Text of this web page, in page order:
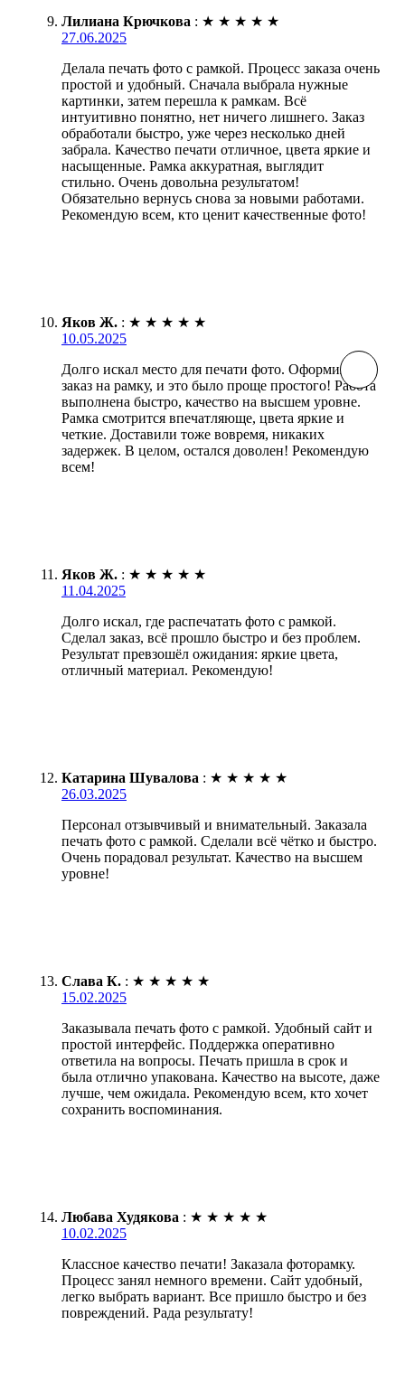
Лилиана Крючкова : ★ ★ ★ ★ ★
27.06.2025
Делала печать фото с рамкой. Процесс заказа очень
простой и удобный. Сначала выбрала нужные
картинки, затем перешла к рамкам. Всё
интуитивно понятно, нет ничего лишнего. Заказ
обработали быстро, уже через несколько дней
забрала. Качество печати отличное, цвета яркие и
насыщенные. Рамка аккуратная, выглядит
стильно. Очень довольна результатом!
Обязательно вернусь снова за новыми работами.
Рекомендую всем, кто ценит качественные фото!
Яков Ж. : ★ ★ ★ ★ ★
10.05.2025
Долго искал место для печати фото. Оформил
заказ на рамку, и это было проще простого! Работа
выполнена быстро, качество на высшем уровне.
Рамка смотрится впечатляюще, цвета яркие и
четкие. Доставили тоже вовремя, никаких
задержек. В целом, остался доволен! Рекомендую
всем!
Яков Ж. : ★ ★ ★ ★ ★
11.04.2025
Долго искал, где распечатать фото с рамкой.
Сделал заказ, всё прошло быстро и без проблем.
Результат превзошёл ожидания: яркие цвета,
отличный материал. Рекомендую!
Катарина Шувалова : ★ ★ ★ ★ ★
26.03.2025
Персонал отзывчивый и внимательный. Заказала
печать фото с рамкой. Сделали всё чётко и быстро.
Очень порадовал результат. Качество на высшем
уровне!
Слава К. : ★ ★ ★ ★ ★
15.02.2025
Заказывала печать фото с рамкой. Удобный сайт и
простой интерфейс. Поддержка оперативно
ответила на вопросы. Печать пришла в срок и
была отлично упакована. Качество на высоте, даже
лучше, чем ожидала. Рекомендую всем, кто хочет
сохранить воспоминания.
Любава Худякова : ★ ★ ★ ★ ★
10.02.2025
Классное качество печати! Заказала фоторамку.
Процесс занял немного времени. Сайт удобный,
легко выбрать вариант. Все пришло быстро и без
повреждений. Рада результату!